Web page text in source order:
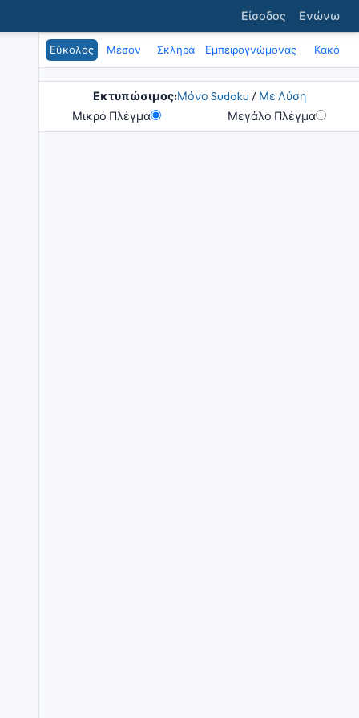
Είσοδος Ενώνω
Εύκολος Μέσον Σκληρά Εμπειρογνώμονας Κακό
Εκτυπώσιμος:Μόνο Sudoku / Με Λύση
Μικρό Πλέγμα
Μεγάλο Πλέγμα